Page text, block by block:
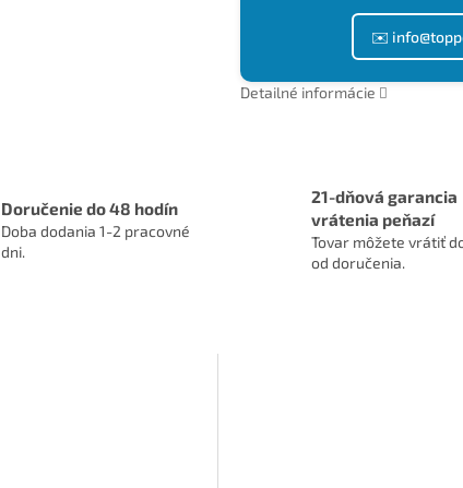
✉️
Detailné informácie
Doručenie do 48 hodín
Doba dodania 1-2 pracovné
dni.
21-dňová garancia
vrátenia peňazí
Tovar môžete vrátiť
od doručenia.